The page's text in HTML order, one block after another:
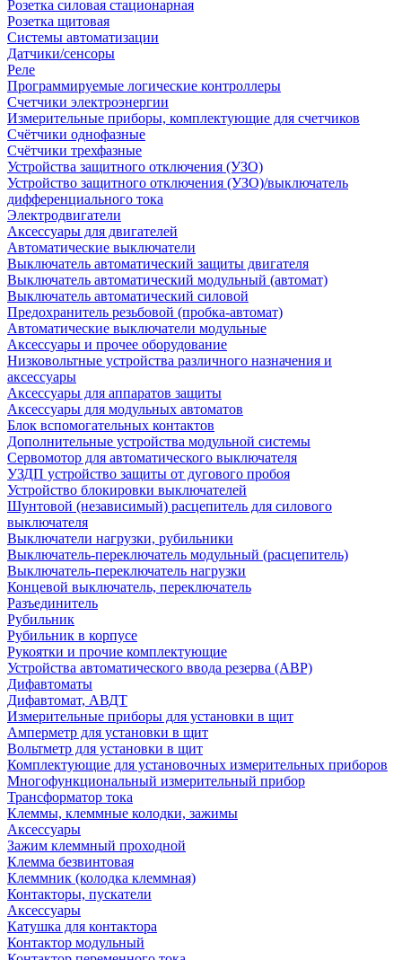
Розетка силовая стационарная
Розетка щитовая
Системы автоматизации
Датчики/сенсоры
Реле
Программируемые логические контроллеры
Счетчики электроэнергии
Измерительные приборы, комплектующие для счетчиков
Счётчики однофазные
Счётчики трехфазные
Устройства защитного отключения (УЗО)
Устройство защитного отключения (УЗО)/выключатель
дифференциального тока
Электродвигатели
Аксессуары для двигателей
Автоматические выключатели
Выключатель автоматический защиты двигателя
Выключатель автоматический модульный (автомат)
Выключатель автоматический силовой
Предохранитель резьбовой (пробка-автомат)
Автоматические выключатели модульные
Аксессуары и прочее оборудование
Низковольтные устройства различного назначения и
аксессуары
Аксессуары для аппаратов защиты
Аксессуары для модульных автоматов
Блок вспомогательных контактов
Дополнительные устройства модульной системы
Сервомотор для автоматического выключателя
УЗДП устройство защиты от дугового пробоя
Устройство блокировки выключателей
Шунтовой (независимый) расцепитель для силового
выключателя
Выключатели нагрузки, рубильники
Выключатель-переключатель модульный (расцепитель)
Выключатель-переключатель нагрузки
Концевой выключатель, переключатель
Разъединитель
Рубильник
Рубильник в корпусе
Рукоятки и прочие комплектующие
Устройства автоматического ввода резерва (АВР)
Дифавтоматы
Дифавтомат, АВДТ
Измерительные приборы для установки в щит
Амперметр для установки в щит
Вольтметр для установки в щит
Комплектующие для установочных измерительных приборов
Многофункциональный измерительный прибор
Трансформатор тока
Клеммы, клеммные колодки, зажимы
Аксессуары
Зажим клеммный проходной
Клемма безвинтовая
Клеммник (колодка клеммная)
Контакторы, пускатели
Аксессуары
Катушка для контактора
Контактор модульный